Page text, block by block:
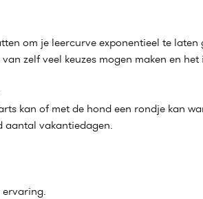
om je leercurve exponentieel te laten
zelf veel keuzes mogen maken en
kan of met de hond een rondje kan
aantal vakantiedagen.
ervaring.